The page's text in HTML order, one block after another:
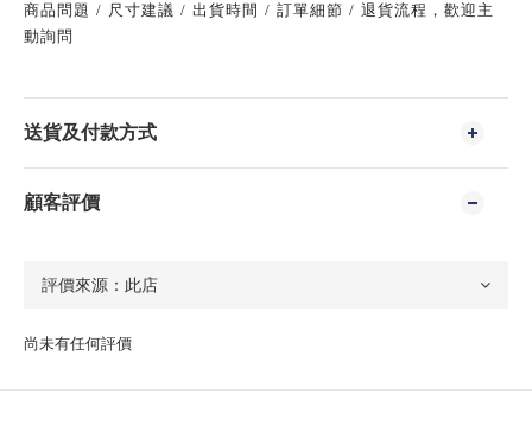
商品問題 / 尺寸建議 / 出貨時間 / 訂單細節 / 退貨流程，歡迎主
動詢問
送貨及付款方式
顧客評價
尚未有任何評價